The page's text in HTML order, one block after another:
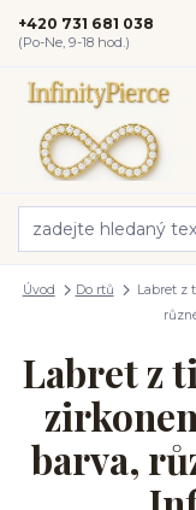
+420 731 681 038
(Po-Ne, 9-18 hod.)
Úvod Do rtů
Labret z
Labret z
barva,